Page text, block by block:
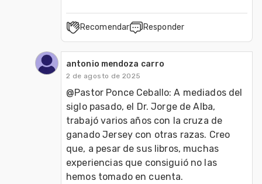
Recomendar Responder
antonio mendoza carro
2 de agosto de 2025
@Pastor Ponce Ceballo: A mediados del
siglo pasado, el Dr. Jorge de Alba,
trabajó varios años con la cruza de
ganado Jersey con otras razas. Creo
que, a pesar de sus libros, muchas
experiencias que consiguió no las
hemos tomado en cuenta.